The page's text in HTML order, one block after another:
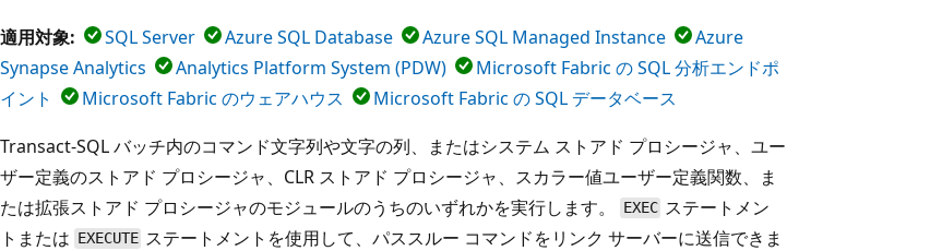
適用対象: SQL Server Azure SQL Database Azure SQL Managed Instance
Azure
Synapse Analytics
Analytics Platform System (PDW)
Microsoft Fabric の SQL 分析エンドポ
イント
Microsoft Fabric のウェアハウス
Microsoft Fabric の SQL データベース
Transact-SQL バッチ内のコマンド文字列や文字の列、またはシステム ストアド プロシージャ、ユー
ザー定義のストアド プロシージャ、CLR ストアド プロシージャ、スカラー値ユーザー定義関数、ま
たは拡張ストアド プロシージャのモジュールのうちのいずれかを実行します。
EXEC ステートメン
トまたは EXECUTE ステートメントを使用して、パススルー コマンドをリンク サーバーに送信できま